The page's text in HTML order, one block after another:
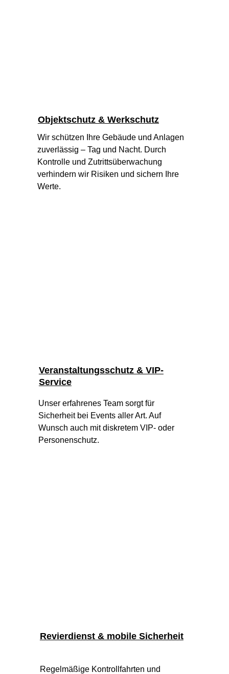
Objektschutz & Werkschutz
Wir schützen Ihre Gebäude und Anlagen
zuverlässig – Tag und Nacht. Durch
Kontrolle und Zutrittsüberwachung
verhindern wir Risiken und sichern Ihre
Werte.
Veranstaltungsschutz & VIP-
Service
Unser erfahrenes Team sorgt für
Sicherheit bei Events aller Art. Auf
Wunsch auch mit diskretem VIP- oder
Personenschutz.
Regelmäßige Kontrollfahrten und
Revierdienst & mobile Sicherheit